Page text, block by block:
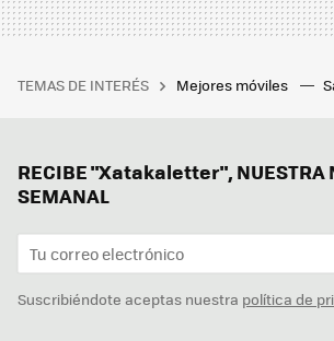
TEMAS DE INTERÉS Mejores móviles
RECIBE "Xatakaletter", NUESTRA
SEMANAL
Suscribiéndote aceptas nuestra política de